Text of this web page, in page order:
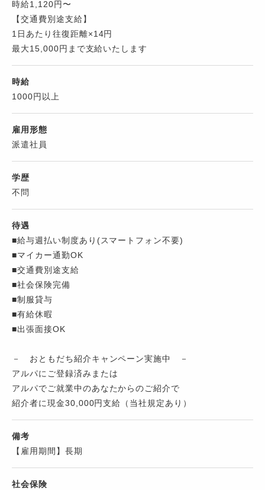
時給1,120円〜
【交通費別途支給】
1日あたり往復距離×14円
最大15,000円まで支給いたします
時給
1000円以上
雇用形態
派遣社員
学歴
不問
待遇
■給与週払い制度あり(スマートフォン不要)
■マイカー通勤OK
■交通費別途支給
■社会保険完備
■制服貸与
■有給休暇
■出張面接OK
－ おともだち紹介キャンペーン実施中 －
アルパにご登録済みまたは
アルパでご就業中のあなたからのご紹介で
紹介者に現金30,000円支給（当社規定あり）
備考
【雇用期間】長期
社会保険